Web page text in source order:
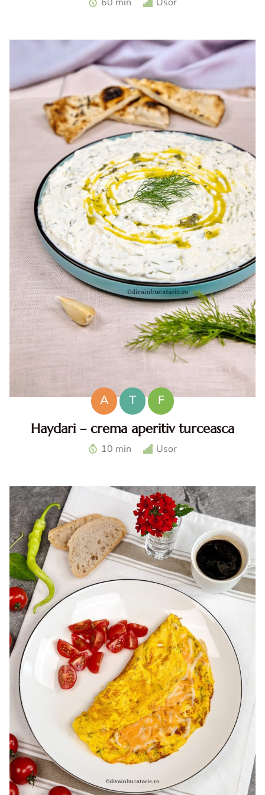
60 min Usor
A T
F
Haydari – crema aperitiv turceasca
Haydari. Haydari reteta. Haydari turcesc. Ccrema aperitiv
turceasca. Sos haydari. Aperitiv cu iaurt.
10 min Usor